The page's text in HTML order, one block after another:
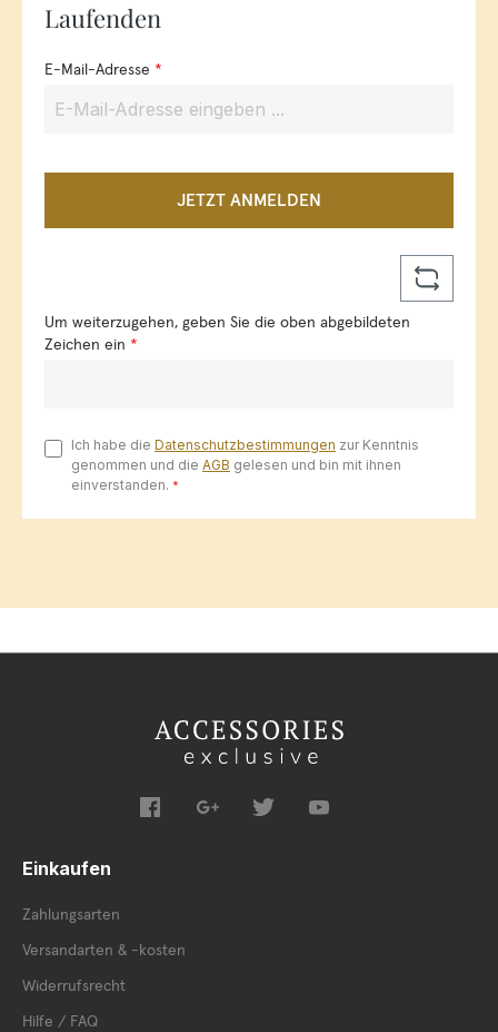
Laufenden
E-Mail-Adresse *
JETZT ANMELDEN
Um weiterzugehen, geben Sie die oben abgebildeten
Zeichen ein *
Ich habe die Datenschutzbestimmungen zur Kenntnis
genommen und die AGB gelesen und bin mit ihnen
einverstanden. *
Einkaufen
Zahlungsarten
Versandarten & -kosten
Widerrufsrecht
Hilfe / FAQ